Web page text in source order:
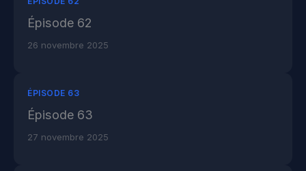
Épisode 62
26 novembre 2025
ÉPISODE 63
Épisode 63
27 novembre 2025